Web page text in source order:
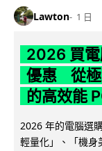
Lawton 1 日
2026 買電
優惠 從極
的高效能
2026 年的電腦選
輕量化」、「機身